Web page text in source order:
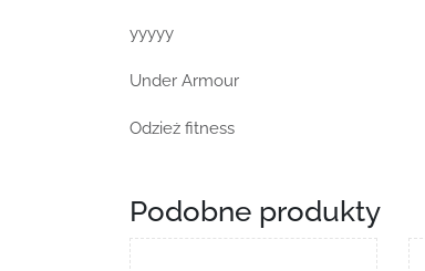
yyyyy
Under Armour
Odzież fitness
Podobne produkty